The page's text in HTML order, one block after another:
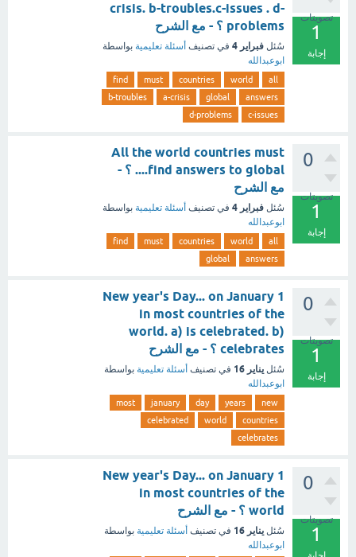
تصويتات
1
إجابة
crisis. b-troubles.c-issues . d-
problems ؟ - مع الشرح
سُئل فبراير 4 في تصنيف أسئلة تعليمية بواسطة
ابوعبدالله
all
world
countries
must
find
answers
global
a-crisis
b-troubles
c-issues
d-problems
0
تصويتات
1
إجابة
All the world countries must
find answers to global.... ؟ -
مع الشرح
سُئل فبراير 4 في تصنيف أسئلة تعليمية بواسطة
ابوعبدالله
all
world
countries
must
find
answers
global
0
تصويتات
1
إجابة
New year's Day... on January 1
in most countries of the
world. a) is celebrated. b)
celebrates ؟ - مع الشرح
سُئل يناير 16 في تصنيف أسئلة تعليمية بواسطة
ابوعبدالله
new
years
day
january
most
countries
world
celebrated
celebrates
0
تصويتات
1
New year's Day... on January 1
in most countries of the
world ؟ - مع الشرح
سُئل يناير 16 في تصنيف أسئلة تعليمية بواسطة
ابوعبدالله